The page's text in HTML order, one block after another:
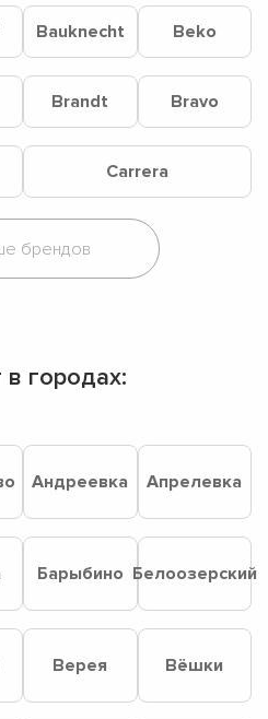
Bauknecht Beko
Brandt Bravo
Carrera
в городах:
Андреевка Апрелевка
Барыбино Белоозерский
Верея Вёшки